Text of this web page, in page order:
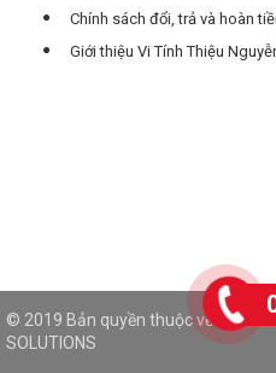
Chính sách đổi, trả và hoàn
Giới thiệu Vi Tính Thiệu
© 2019 Bản quyền thuộc về Vi Tính
SOLUTIONS